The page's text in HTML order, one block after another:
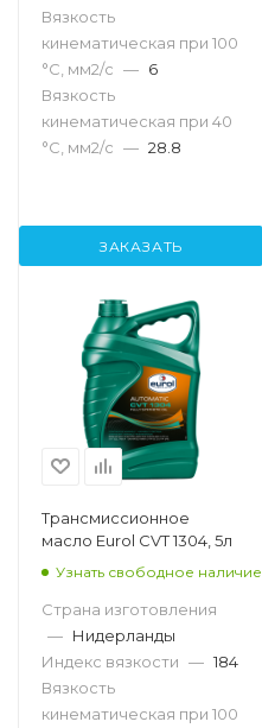
Вязкость
кинематическая при 100
°С, мм2/с — 6
Вязкость
кинематическая при 40
°С, мм2/с — 28.8
ЗАКАЗАТЬ
Трансмиссионное
масло Eurol CVT 1304, 5л
Узнать свободное наличие
Страна изготовления
— Нидерланды
Индекс вязкости — 184
Вязкость
кинематическая при 100